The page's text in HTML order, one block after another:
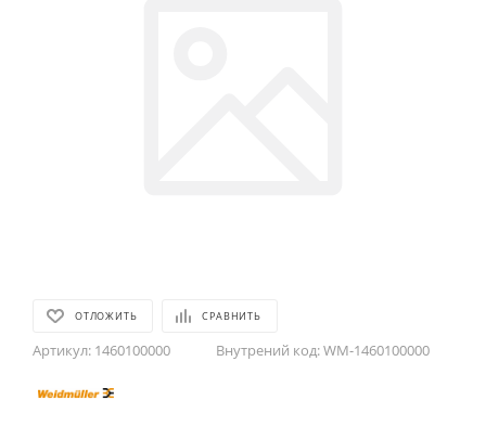
ОТЛОЖИТЬ СРАВНИТЬ
Артикул: 1460100000 Внутрений код:WM-1460100000